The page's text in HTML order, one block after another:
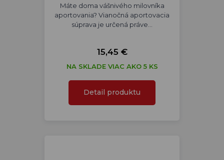
Máte doma vášnivého milovníka
aportovania? Vianočná aportovacia
súprava je určená práve…
15,45 €
NA SKLADE VIAC AKO 5 KS
Detail produktu